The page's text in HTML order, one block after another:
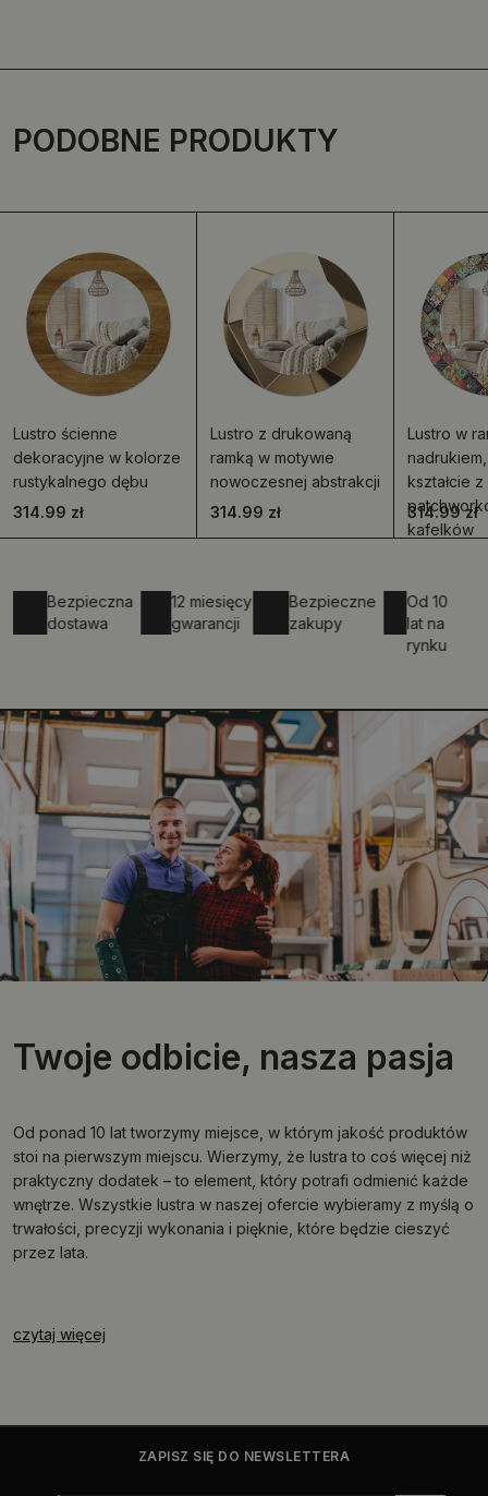
PODOBNE PRODUKTY
Lustro ścienne
dekoracyjne w kolorze
rustykalnego dębu
314.99 zł
Lustro z drukowaną
ramką w motywie
nowoczesnej abstrakcji
314.99 zł
Lustro w
kształcie
kafelków
314.99 zł
Bezpieczna
dostawa
12 miesięcy
gwarancji
Bezpieczne
zakupy
Od 10
lat na
rynku
Twoje odbicie, nasza pasja
Od ponad 10 lat tworzymy miejsce, w którym jakość produktów
stoi na pierwszym miejscu. Wierzymy, że lustra to coś więcej niż
praktyczny dodatek – to element, który potrafi odmienić każde
wnętrze. Wszystkie lustra w naszej ofercie wybieramy z myślą o
trwałości, precyzji wykonania i pięknie, które będzie cieszyć
przez lata.
czytaj więcej
ZAPISZ SIĘ DO NEWSLETTERA